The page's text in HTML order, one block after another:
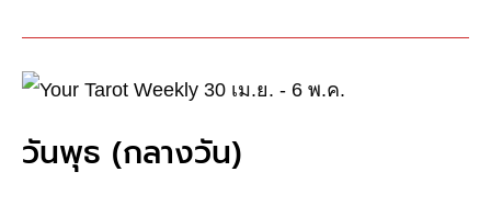
วันพุธ​ (กลางวัน)​